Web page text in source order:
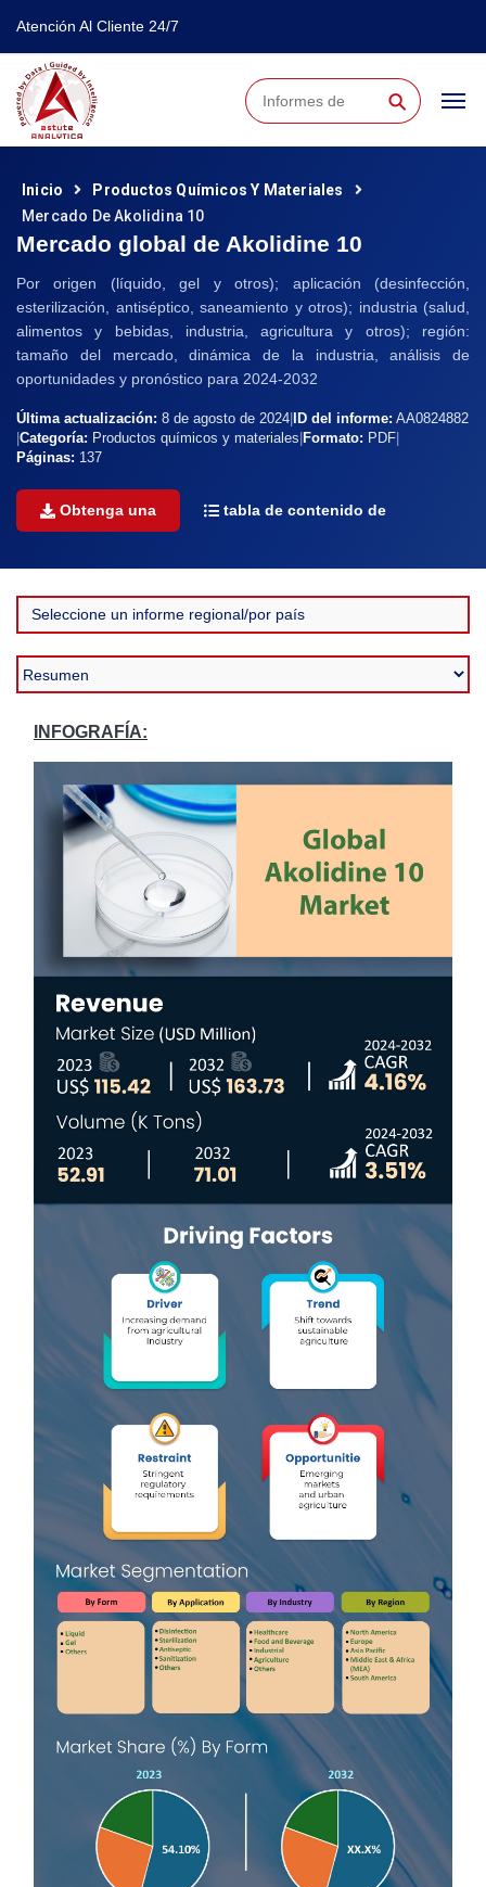
Atención Al Cliente 24/7
⚲
Inicio
Productos Químicos Y Materiales
Mercado De Akolidina 10
Mercado global de Akolidine 10
Por origen (líquido, gel y otros); aplicación (desinfección,
esterilización, antiséptico, saneamiento y otros); industria (salud,
alimentos y bebidas, industria, agricultura y otros); región:
tamaño del mercado, dinámica de la industria, análisis de
oportunidades y pronóstico para 2024-2032
Última actualización: 8 de agosto de 2024 ID del informe: AA0824882
Categoría: Productos químicos y materiales Formato: PDF
Páginas: 137
Obtenga una tabla de contenido de
INFOGRAFÍA: